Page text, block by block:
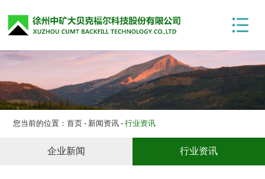
关于我们
产品展示
技术中心
项目案例
新闻资讯
您当前的位置：首页- 新闻资讯 -行业资讯
企业新闻 行业资讯